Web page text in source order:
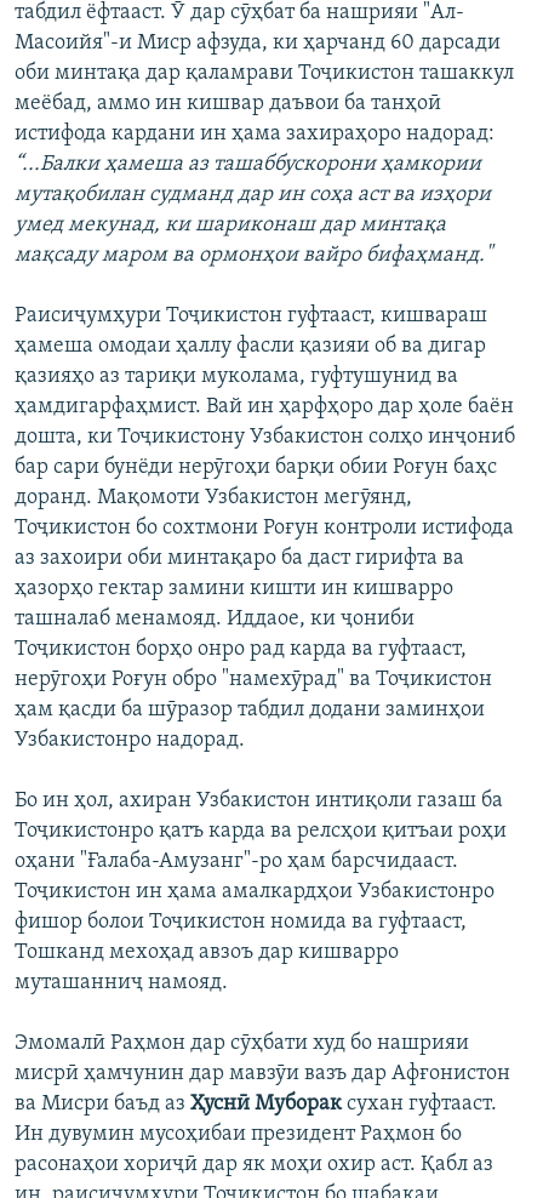
табдил ёфтааст. Ӯ дар сӯҳбат ба нашрияи "Ал-
Масоийя"-и Миср афзуда, ки ҳарчанд 60 дарсади
оби минтақа дар қаламрави Тоҷикистон ташаккул
меёбад, аммо ин кишвар даъвои ба танҳоӣ
истифода кардани ин ҳама захираҳоро надорад:
“...Балки ҳамеша аз ташаббускорони ҳамкории
мутақобилан судманд дар ин соҳа аст ва изҳори
умед мекунад, ки шариконаш дар минтақа
мақсаду маром ва ормонҳои вайро бифаҳманд."
Раисиҷумҳури Тоҷикистон гуфтааст, кишвараш
ҳамеша омодаи ҳаллу фасли қазияи об ва дигар
қазияҳо аз тариқи муколама, гуфтушунид ва
ҳамдигарфаҳмист. Вай ин ҳарфҳоро дар ҳоле баён
дошта, ки Тоҷикистону Узбакистон солҳо инҷониб
бар сари бунёди нерӯгоҳи барқи обии Роғун баҳс
доранд. Мақомоти Узбакистон мегӯянд,
Тоҷикистон бо сохтмони Роғун контроли истифода
аз захоири оби минтақаро ба даст гирифта ва
ҳазорҳо гектар замини кишти ин кишварро
ташналаб менамояд. Иддаое, ки ҷониби
Тоҷикистон борҳо онро рад карда ва гуфтааст,
нерӯгоҳи Роғун обро "намехӯрад" ва Тоҷикистон
ҳам қасди ба шӯразор табдил додани заминҳои
Узбакистонро надорад.
Бо ин ҳол, ахиран Узбакистон интиқоли газаш ба
Тоҷикистонро қатъ карда ва релсҳои қитъаи роҳи
оҳани "Ғалаба-Амузанг"-ро ҳам барсчидааст.
Тоҷикистон ин ҳама амалкардҳои Узбакистонро
фишор болои Тоҷикистон номида ва гуфтааст,
Тошканд мехоҳад авзоъ дар кишварро
муташанниҷ намояд.
Эмомалӣ Раҳмон дар сӯҳбати худ бо нашрияи
мисрӣ ҳамчунин дар мавзӯи вазъ дар Афғонистон
ва Мисри баъд аз Ҳуснӣ Мубораксухан гуфтааст.
Ин дувумин мусоҳибаи президент Раҳмон бо
расонаҳои хориҷӣ дар як моҳи охир аст. Қабл аз